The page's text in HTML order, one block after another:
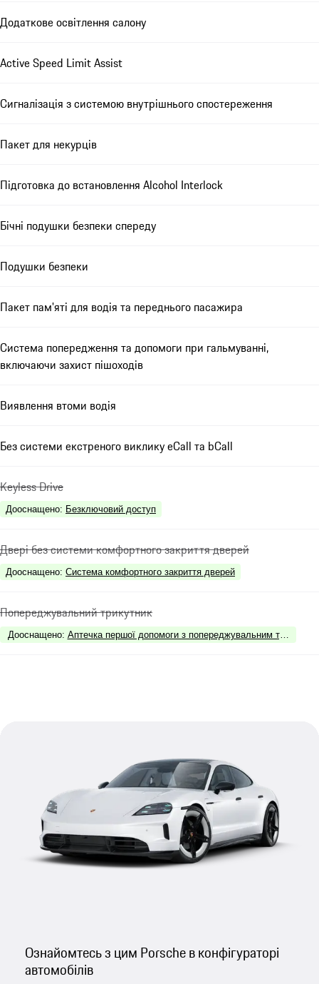
Додаткове освітлення салону
Active Speed Limit Assist
Сигналізація з системою внутрішнього спостереження
Пакет для некурців
Підготовка до встановлення Alcohol Interlock
Бічні подушки безпеки спереду
Подушки безпеки
Пакет пам'яті для водія та переднього пасажира
Система попередження та допомоги при гальмуванні,
включаючи захист пішоходів
Виявлення втоми водія
Без системи екстреного виклику eCall та bCall
Keyless Drive
Дооснащено: Безключовий доступ
Двері без системи комфортного закриття дверей
Дооснащено: Система комфортного закриття дверей
Попереджувальний трикутник
Дооснащено: Аптечка першої допомоги з попереджувальним
Ознайомтесь з цим Porsche в конфігураторі
автомобілів